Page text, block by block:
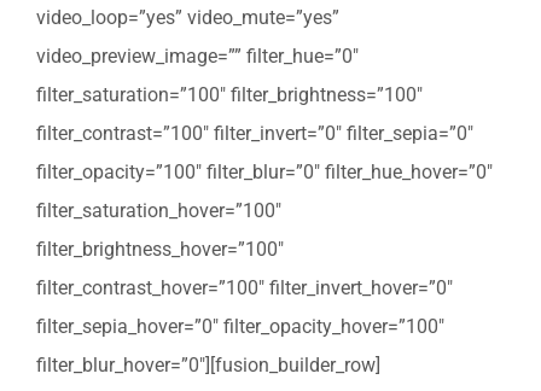
video_loop=”yes” video_mute=”yes”
video_preview_image=”” filter_hue=”0″
filter_saturation=”100″ filter_brightness=”100″
filter_contrast=”100″ filter_invert=”0″ filter_sepia=”0″
filter_opacity=”100″ filter_blur=”0″ filter_hue_hover=”0″
filter_saturation_hover=”100″
filter_brightness_hover=”100″
filter_contrast_hover=”100″ filter_invert_hover=”0″
filter_sepia_hover=”0″ filter_opacity_hover=”100″
filter_blur_hover=”0″][fusion_builder_row]